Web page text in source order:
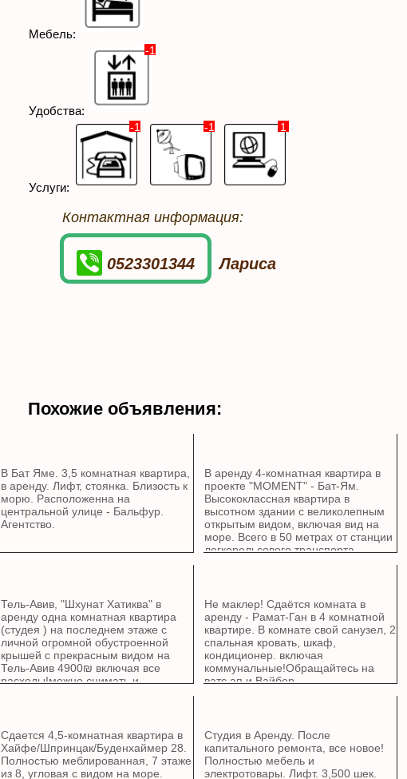
Мебель:
Удобства:
-1
Услуги:
-1 -1 1
Контактная информация:
0523301344 Лариса
Похожие объявления:
В Бат Яме. 3,5 комнатная квартира,
в аренду. Лифт, стоянка. Близость к
морю. Расположенна на
центральной улице - Бальфур.
Агентство.
В аренду 4-комнатная квартира в
проекте "MOMENT" - Бат-Ям.
Высококлассная квартира в
высотном здании с великолепным
открытым видом, включая вид на
море. Всего в 50 метрах от станции
легкорельсового транспорта.
Тель-Авив, "Шхунат Хатиква" в
аренду одна комнатная квартира
(студея ) на последнем этаже с
личной огромной обустроенной
крышей с прекрасным видом на
Тель-Авив 4900₪ включая все
расходы!можно снимать и
Не маклер! Сдаётся комната в
аренду - Рамат-Ган в 4 комнатной
квартире. В комнате свой санузел, 2
спальная кровать, шкаф,
кондиционер. включая
коммунальные!Обращайтесь на
ватс ап и Вайбер
Сдается 4,5-комнатная квартира в
Хайфе/Шпринцак/Буденхаймер 28.
Полностью меблированная, 7 этаже
из 8, угловая с видом на море.
Студия в Аренду. После
капитального ремонта, все новое!
Полностью мебель и
электротовары. Лифт. 3,500 шек.